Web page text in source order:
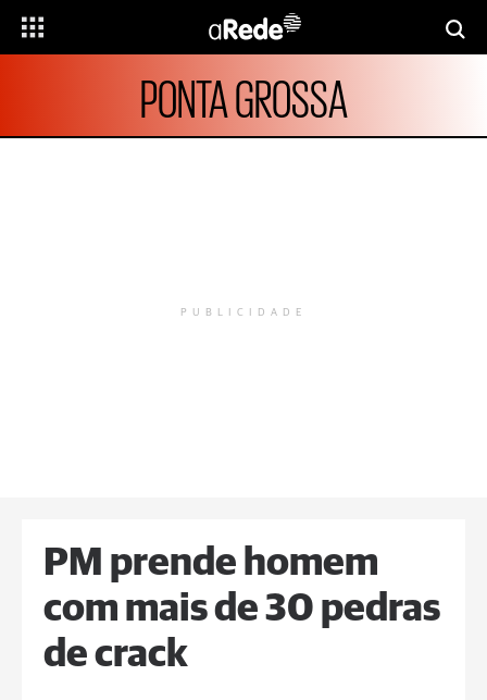
PONTA GROSSA
PUBLICIDADE
PM prende homem
com mais de 30 pedras
de crack